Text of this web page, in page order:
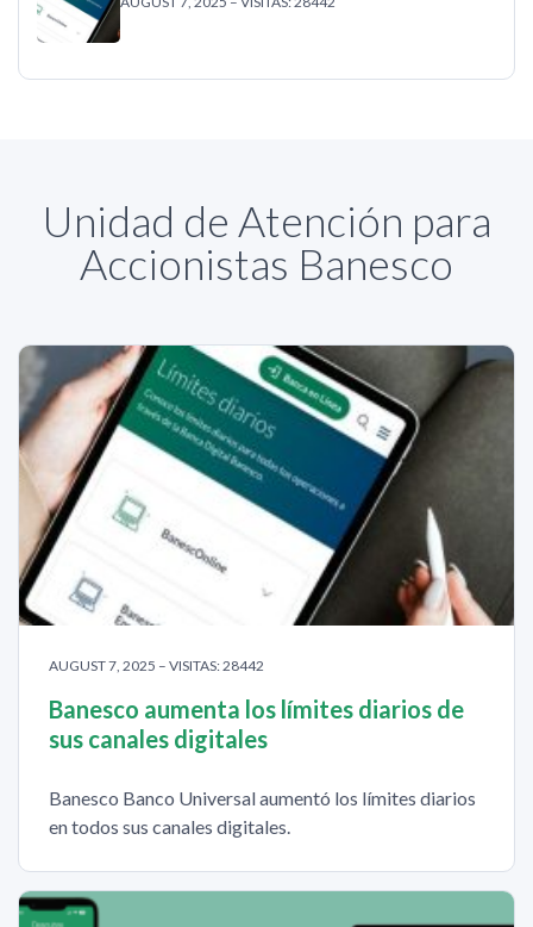
Unidad de Atención para
Accionistas Banesco
AUGUST 7, 2025 – VISITAS: 28442
Banesco aumenta los límites diarios de
sus canales digitales
Banesco Banco Universal aumentó los límites diarios
en todos sus canales digitales.